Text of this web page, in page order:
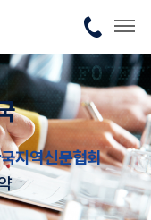
지역신문협회